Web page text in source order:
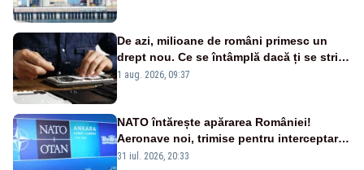
De azi, milioane de români primesc un
drept nou. Ce se întâmplă dacă ți se strică
un produs
1 aug. 2026, 09:37
NATO întărește apărarea României!
Aeronave noi, trimise pentru interceptarea
și distrugerea dronelor
31 iul. 2026, 20:33